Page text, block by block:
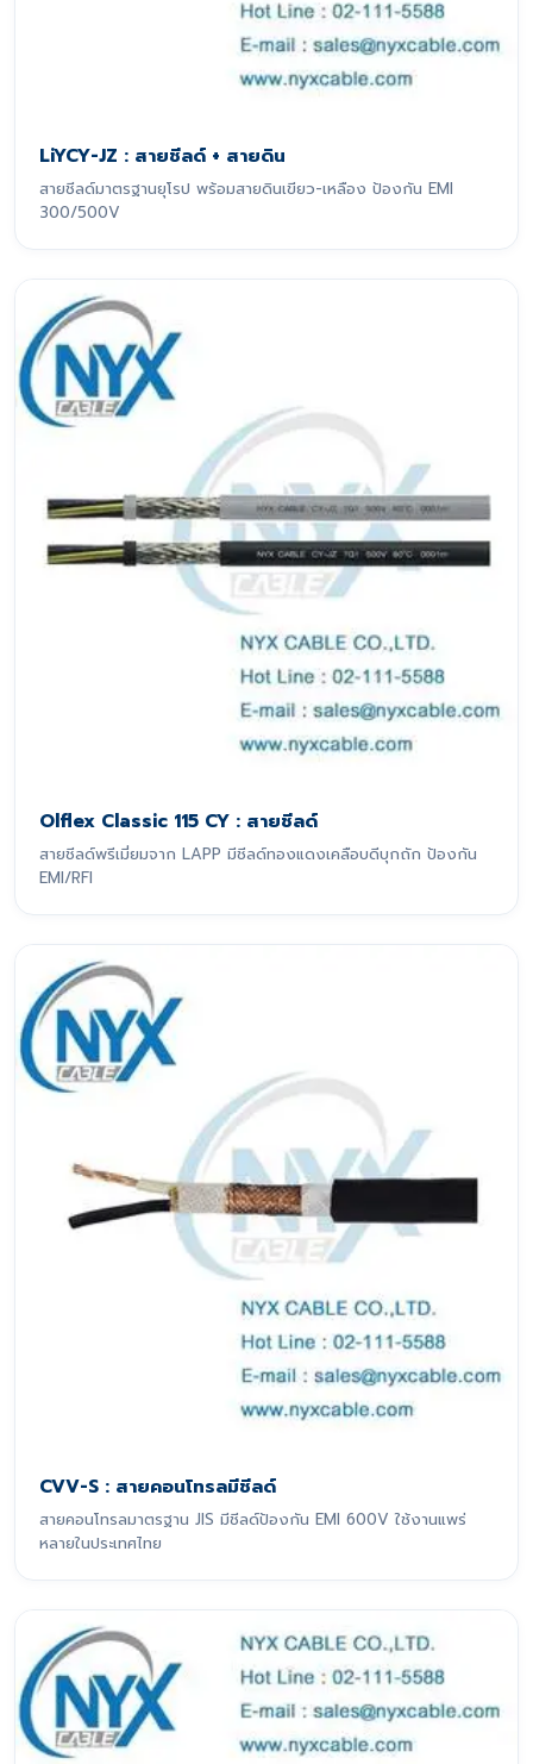
LiYCY-JZ : สายชีลด์ + สายดิน
สายชีลด์มาตรฐานยุโรป พร้อมสายดินเขียว-เหลือง ป้องกัน EMI
300/500V
Olflex Classic 115 CY : สายชีลด์
สายชีลด์พรีเมี่ยมจาก LAPP มีชีลด์ทองแดงเคลือบดีบุกถัก ป้องกัน
EMI/RFI
CVV-S : สายคอนโทรลมีชีลด์
สายคอนโทรลมาตรฐาน JIS มีชีลด์ป้องกัน EMI 600V ใช้งานแพร่
หลายในประเทศไทย